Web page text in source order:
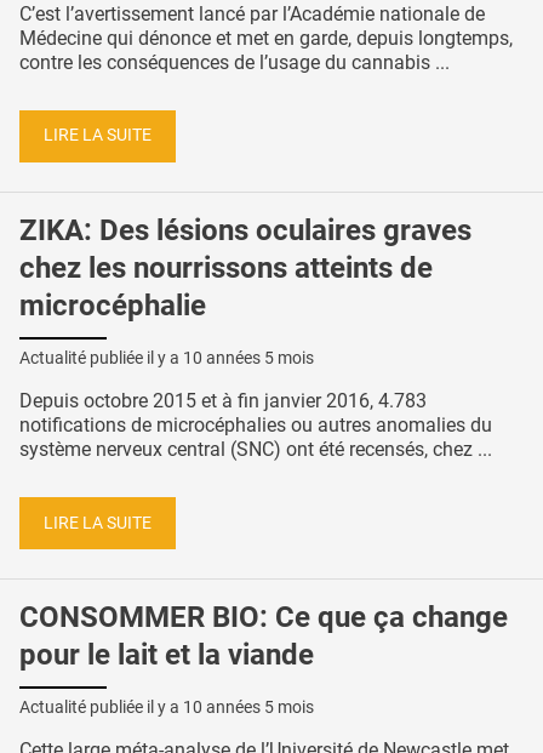
C’est l’avertissement lancé par l’Académie nationale de
Médecine qui dénonce et met en garde, depuis longtemps,
contre les conséquences de l’usage du cannabis ...
LIRE LA SUITE
ZIKA: Des lésions oculaires graves
chez les nourrissons atteints de
microcéphalie
Actualité publiée il y a 10 années 5 mois
Depuis octobre 2015 et à fin janvier 2016, 4.783
notifications de microcéphalies ou autres anomalies du
système nerveux central (SNC) ont été recensés, chez ...
LIRE LA SUITE
CONSOMMER BIO: Ce que ça change
pour le lait et la viande
Actualité publiée il y a 10 années 5 mois